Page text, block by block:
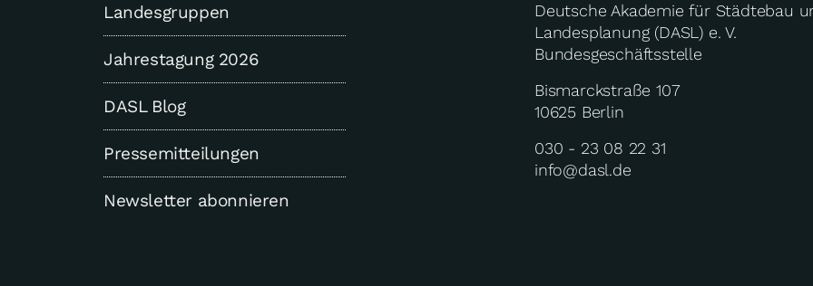
Landesgruppen
Jahrestagung 2026
DASL Blog
Pressemitteilungen
Newsletter abonnieren
Deutsche Akademie für Städtebau
Landesplanung (DASL) e. V.
Bundesgeschäftsstelle
Bismarckstraße 107
10625 Berlin
030 - 23 08 22 31
info@dasl.de